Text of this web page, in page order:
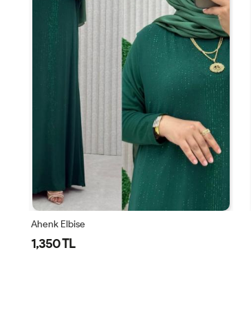
Ahenk Elbise
1,350 TL